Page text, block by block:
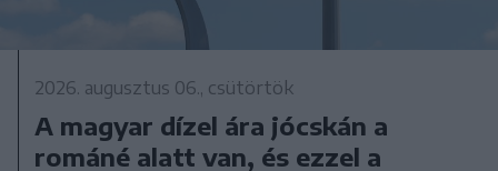
2026. augusztus 06., csütörtök
A magyar dízel ára jócskán a
románé alatt van, és ezzel a